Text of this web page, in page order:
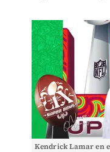
Kendrick Lamar en